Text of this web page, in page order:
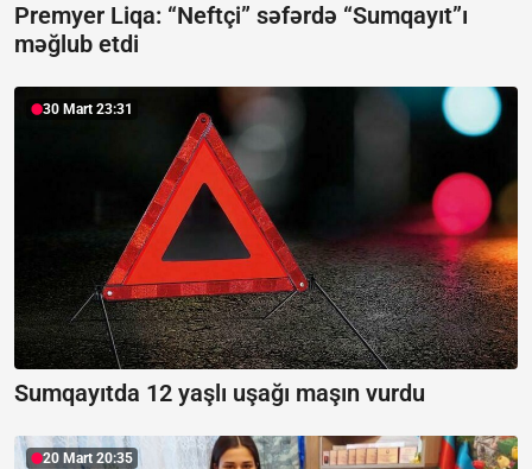
Premyer Liqa: “Neftçi” səfərdə “Sumqayıt”ı
məğlub etdi
30 Mart 23:31
Sumqayıtda 12 yaşlı uşağı maşın vurdu
20 Mart 20:35